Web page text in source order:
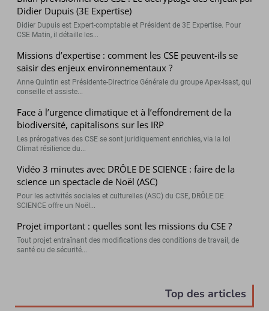
Didier Dupuis (3E Expertise)
Didier Dupuis est Expert-comptable et Président de 3E Expertise. Pour
CSE Matin, il détaille les...
Missions d’expertise : comment les CSE peuvent-ils se
saisir des enjeux environnementaux ?
Anne Quintin est Présidente-Directrice Générale du groupe Apex-Isast, qui
conseille et assiste...
Face à l’urgence climatique et à l’effondrement de la
biodiversité, capitalisons sur les IRP
Les prérogatives des CSE se sont juridiquement enrichies, via la loi
Climat résilience du...
Vidéo 3 minutes avec DRÔLE DE SCIENCE : faire de la
science un spectacle de Noël (ASC)
Pour les activités sociales et culturelles (ASC) du CSE, DRÔLE DE
SCIENCE offre un Noël...
Projet important : quelles sont les missions du CSE ?
Tout projet entraînant des modifications des conditions de travail, de
santé ou de sécurité...
Top des articles